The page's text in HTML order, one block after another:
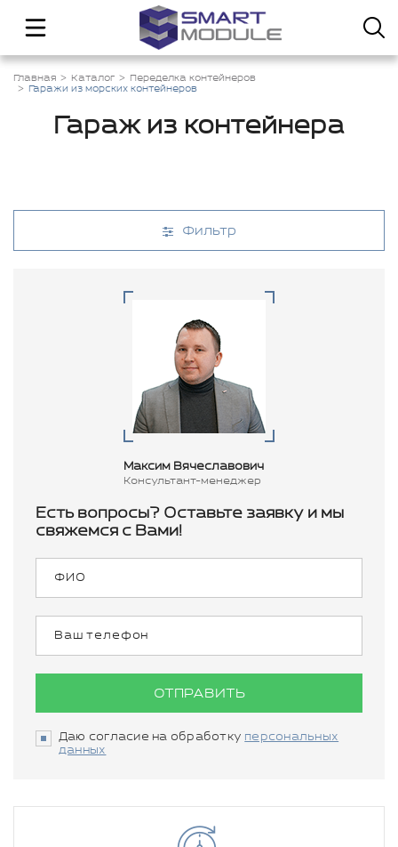
Главная Каталог
Переделка контейнеров
Гаражи из морских контейнеров
Гараж из контейнера
Фильтр
Максим Вячеславович
Консультант-менеджер
Есть вопросы? Оставьте заявку и мы
свяжемся с Вами!
ОТПРАВИТЬ
Даю согласие на обработку персональных
данных